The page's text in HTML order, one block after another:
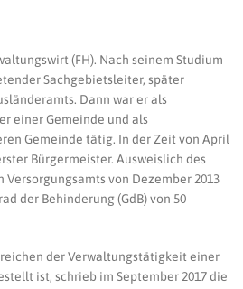
(FH). Nach seinem Studium
Sachgebietsleiter, später
Dann war er als
einer Gemeinde und als
Gemeinde tätig. In der Zeit von April
Bürgermeister. Ausweislich des
Versorgungsamts von Dezember 2013
der Behinderung (GdB) von 50
der Verwaltungstätigkeit einer
ist, schrieb im September 2017 die